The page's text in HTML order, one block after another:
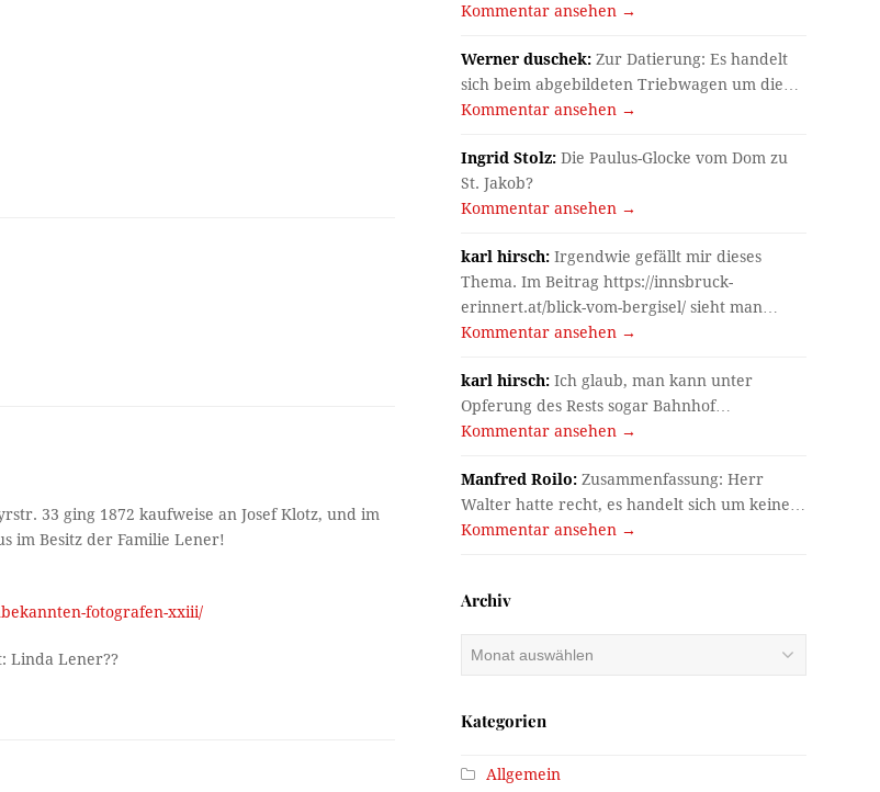
33 ging 1872 kaufweise an Josef Klotz, und im
im Besitz der Familie Lener!
fotografen-xxiii/
Linda Lener??
Kommentar ansehen →
Werner duschek: Zur Datierung: Es handelt
sich beim abgebildeten Triebwagen um die…
Kommentar ansehen →
Ingrid Stolz: Die Paulus-Glocke vom Dom zu
St. Jakob?
Kommentar ansehen →
karl hirsch: Irgendwie gefällt mir dieses
Thema. Im Beitrag https://innsbruck-
erinnert.at/blick-vom-bergisel/ sieht man…
Kommentar ansehen →
karl hirsch: Ich glaub, man kann unter
Opferung des Rests sogar Bahnhof…
Kommentar ansehen →
Manfred Roilo: Zusammenfassung: Herr
Walter hatte recht, es handelt sich um keine…
Kommentar ansehen →
Archiv
Kategorien
Allgemein